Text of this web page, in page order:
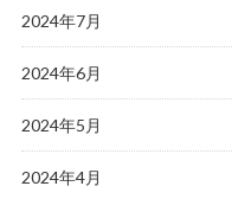
2024年7月
2024年6月
2024年5月
2024年4月